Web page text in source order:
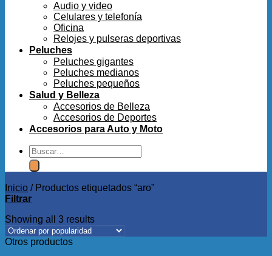
Audio y video
Celulares y telefonía
Oficina
Relojes y pulseras deportivas
Peluches
Peluches gigantes
Peluches medianos
Peluches pequeños
Salud y Belleza
Accesorios de Belleza
Accesorios de Deportes
Accesorios para Auto y Moto
Buscar
por:
Inicio /Productos etiquetados “aro”
Filtrar
Showing all 3 results
Otros productos